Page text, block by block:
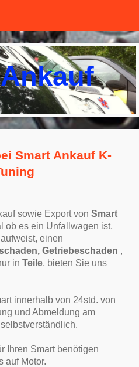
Smart Ankauf K-
sowie Export von Smart
ob es ein Unfallwagen ist,
einen
Getriebeschaden ,
in Teile, bieten Sie uns
innerhalb von 24std. von
und Abmeldung am
Ihren Smart benötigen
auf Motor.